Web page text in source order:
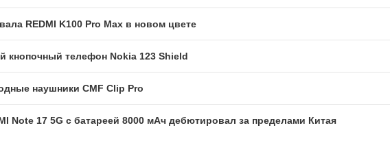
REDMI K100 Pro Max в новом цвете
кнопочный телефон Nokia 123 Shield
наушники CMF Clip Pro
Note 17 5G с батареей 8000 мАч дебютировал за пределами Китая